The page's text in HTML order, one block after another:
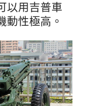
以用吉普車
動性極高。